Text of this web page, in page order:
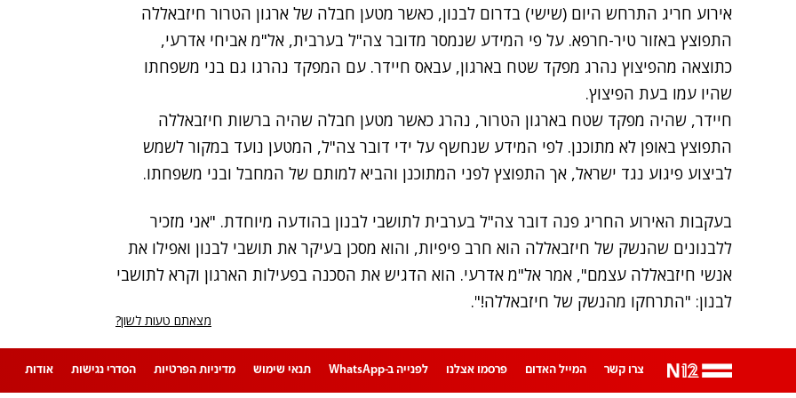
אירוע חריג התרחש היום (שישי) בדרום לבנון, כאשר מטען חבלה של ארגון הטרור חיזבאללה
התפוצץ באזור טיר-חרפא. על פי המידע שנמסר מדובר צה"ל בערבית, אל"מ אביחי אדרעי,
כתוצאה מהפיצוץ נהרג מפקד שטח בארגון, עבאס חיידר. עם המפקד נהרגו גם בני משפחתו
שהיו עמו בעת הפיצוץ.
חיידר, שהיה מפקד שטח בארגון הטרור, נהרג כאשר מטען חבלה שהיה ברשות חיזבאללה
התפוצץ באופן לא מתוכנן. לפי המידע שנחשף על ידי דובר צה"ל, המטען נועד במקור לשמש
לביצוע פיגוע נגד ישראל, אך התפוצץ לפני המתוכנן והביא למותם של המחבל ובני משפחתו.
בעקבות האירוע החריג פנה דובר צה"ל בערבית לתושבי לבנון בהודעה מיוחדת. "אני מזכיר
ללבנונים שהנשק של חיזבאללה הוא חרב פיפיות, והוא מסכן בעיקר את תושבי לבנון ואפילו את
אנשי חיזבאללה עצמם", אמר אל"מ אדרעי. הוא הדגיש את הסכנה בפעילות הארגון וקרא לתושבי
לבנון: "התרחקו מהנשק של חיזבאללה!".
מצאתם טעות לשון?
צרו קשר המייל האדום פרסמו אצלנו לפנייה ב-WhatsApp תנאי שימוש מדיניות הפרטיות הסדרי נגישות אודות